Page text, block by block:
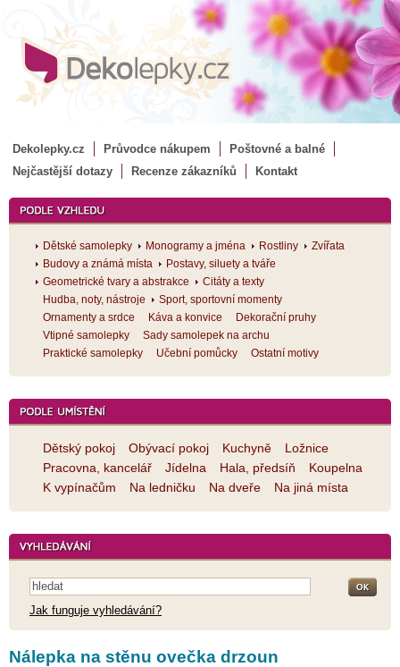
Dekolepky.cz Průvodce nákupem
Poštovné a balné
Nejčastější dotazy
Recenze zákazníků Kontakt
Dětské samolepky Monogramy a jména Rostliny
Zvířata
Budovy a známá místa
Postavy, siluety a tváře
Geometrické tvary a abstrakce
Citáty a texty
Hudba, noty, nástroje
Sport, sportovní momenty
Ornamenty a srdce
Káva a konvice
Dekorační pruhy
Vtipné samolepky
Sady samolepek na archu
Praktické samolepky
Učební pomůcky Ostatní motivy
Dětský pokoj Obývací pokoj Kuchyně
Ložnice
Pracovna, kancelář
Jídelna Hala, předsíň
Koupelna
K vypínačům
Na ledničku Na dveře Na jiná místa
Jak funguje vyhledávání?
Nálepka na stěnu ovečka drzoun